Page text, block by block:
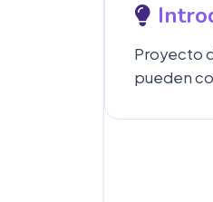
Proyecto
pueden